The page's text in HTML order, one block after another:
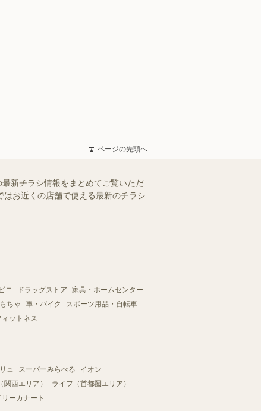
ページの先頭へ
新チラシ情報をまとめてご覧いただ
お近くの店舗で使える最新のチラシ
ニ ドラッグストア
家具・ホームセンター
ちゃ 車・バイク
スポーツ用品・自転車
ットネス
ュ スーパーみらべる
イオン
関西エリア）
ライフ（首都圏エリア）
ーカナート